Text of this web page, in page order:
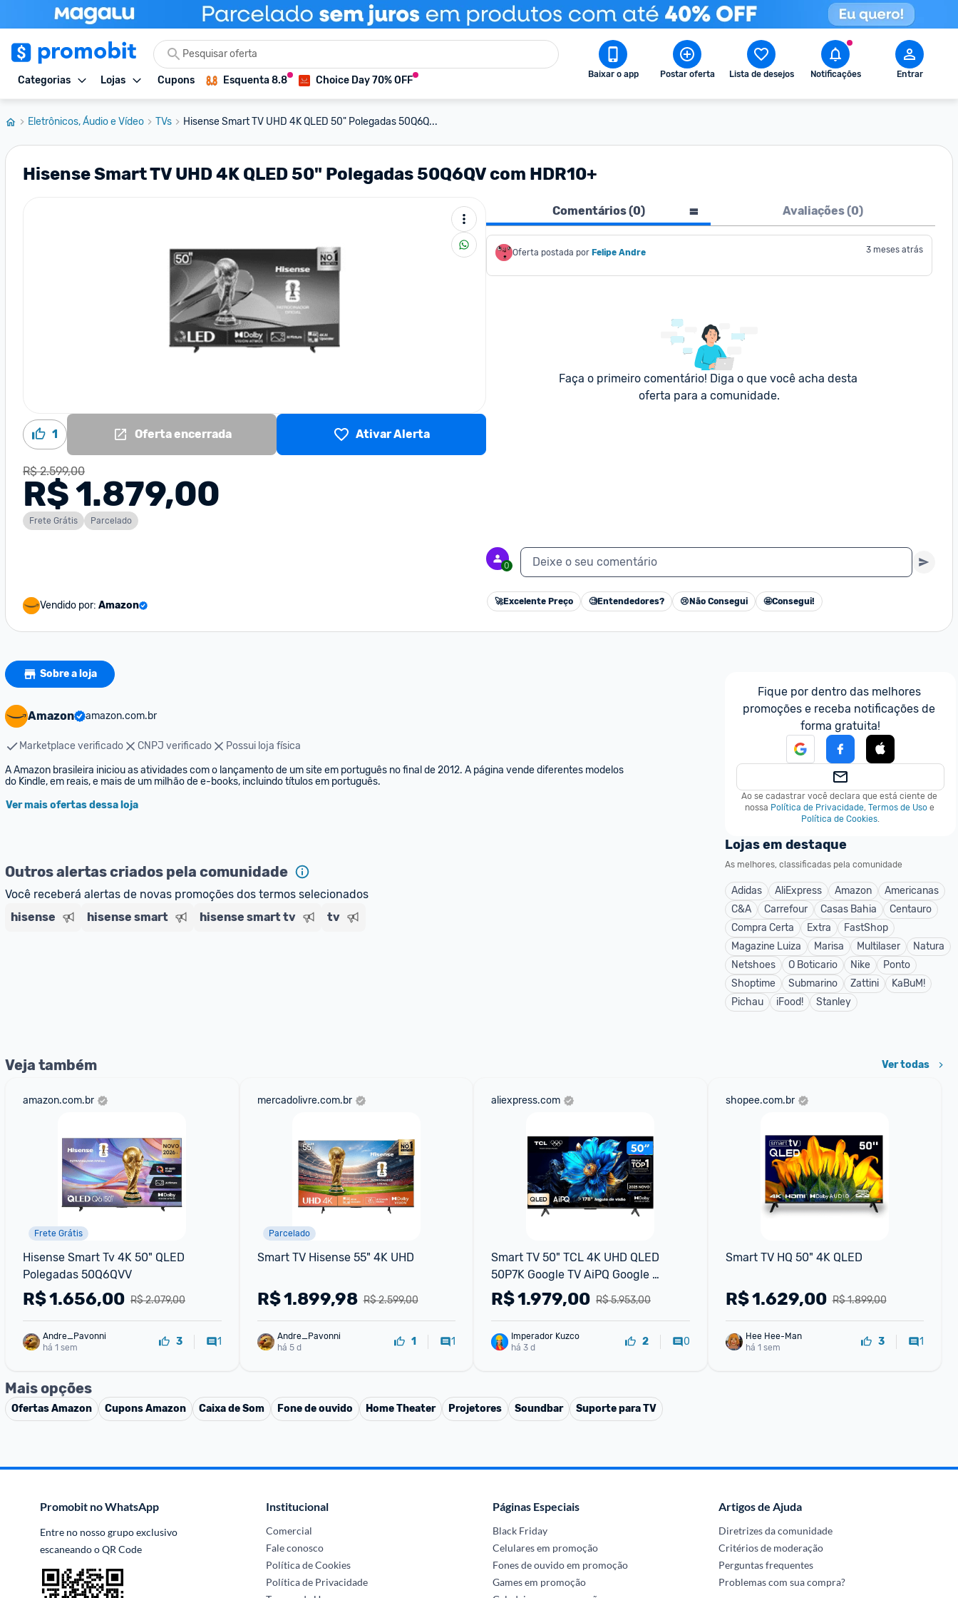
Categorias Lojas Cupons Esquenta 8.8 Choice Day 70% OFF Baixar o app Postar oferta Lista de desejos Notificações Entrar
Eletrônicos, Áudio e Vídeo TVs Hisense Smart TV UHD 4K QLED 50" Polegadas 50Q6Q...
Hisense Smart TV UHD 4K QLED 50" Polegadas 50Q6QV com HDR10+
1 Oferta encerrada Ativar Alerta
R$ 2.599,00
R$ 1.879,00
Frete Grátis Parcelado
Vendido por: Amazon
Comentários (0) Avaliações (0)
Oferta postada por Felipe Andre 3 meses atrás
Faça o primeiro comentário! Diga o que você acha desta
oferta para a comunidade.
0 Deixe o seu comentário
🚀Excelente Preço 🧐Entendedores? 😢 Não Consegui 🤩Consegui!
Sobre a loja
Amazon amazon.com.br
Marketplace verificado CNPJ verificado
Possui loja física
A Amazon brasileira iniciou as atividades com o lançamento de um site em português no final de 2012. A página vende diferentes modelos
do Kindle, em reais, e mais de um milhão de e-books, incluindo títulos em português.
Ver mais ofertas dessa loja
Outros alertas criados pela comunidade
Você receberá alertas de novas promoções dos termos selecionados
hisense
hisense smart hisense smart tv tv
Fique por dentro das melhores
promoções e receba notificações de
forma gratuita!
Ao se cadastrar você declara que está ciente de
nossa Política de Privacidade, Termos de Uso e
Política de Cookies.
Lojas em destaque
As melhores, classificadas pela comunidade
Adidas AliExpress Amazon
Americanas
C&A
Carrefour Casas Bahia
Centauro
Compra Certa
Extra
FastShop
Magazine Luiza
Marisa Multilaser
Natura
Netshoes
O Boticario Nike
Ponto
Shoptime
Submarino Zattini
KaBuM!
Pichau
iFood! Stanley
Veja também Ver todas
amazon.com.br
Frete Grátis
Hisense Smart Tv 4K 50" QLED
Polegadas 50Q6QVV
R$ 2.079,00
R$1.656,00
Andre_Pavonni
há 1 sem
3 1
mercadolivre.com.br
Parcelado
Smart TV Hisense 55" 4K UHD
R$ 2.599,00
R$1.899,98
Andre_Pavonni
há 5 d
1 1
aliexpress.com
Smart TV 50" TCL 4K UHD QLED
50P7K Google TV AiPQ Google
Assistente 3 HDMI
R$ 5.953,00
R$1.979,00
Imperador Kuzco
há 3 d
2 0
shopee.com.br
Smart TV HQ 50" 4K QLED
R$ 1.899,00
R$1.629,00
Hee Hee-Man
há 1 sem
3 1
Mais opções
OfertasAmazon CuponsAmazon Caixa de Som Fone de ouvido Home Theater Projetores Soundbar Suporte para TV
Promobit no WhatsApp
Entre no nosso grupo exclusivo
escaneando o QR Code
Institucional
Comercial
Fale conosco
Política de Cookies
Política de Privacidade
Páginas Especiais
Black Friday
Celulares em promoção
Fones de ouvido em promoção
Games em promoção
Artigos de Ajuda
Diretrizes da comunidade
Critérios de moderação
Perguntas frequentes
Problemas com sua compra?